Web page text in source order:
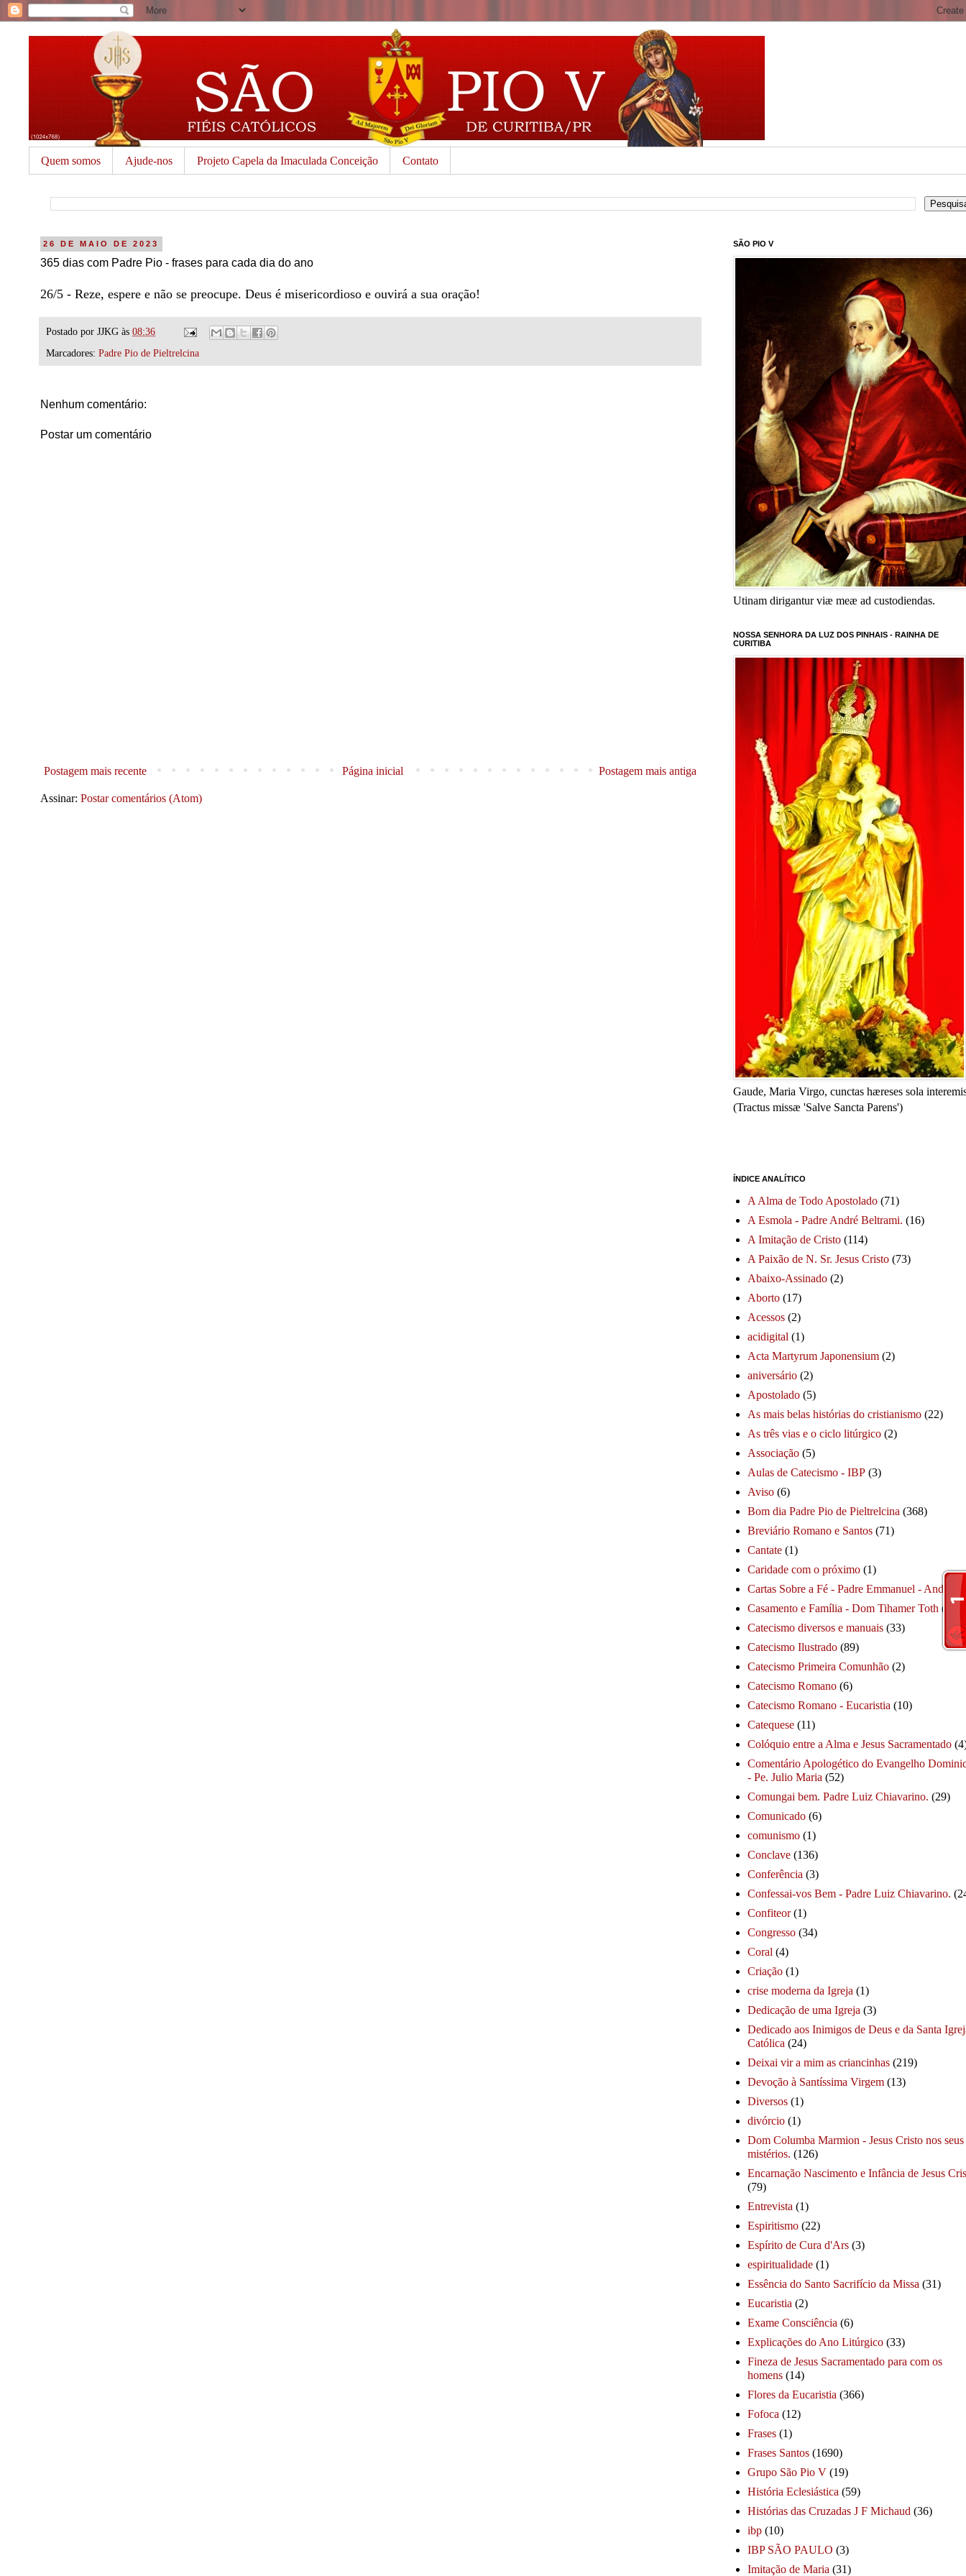
Quem somos Ajude-nos Projeto Capela da Imaculada Conceição Contato
26 DE MAIO DE 2023
365 dias com Padre Pio - frases para cada dia do ano
26/5 - Reze, espere e não se preocupe. Deus é misericordioso e ouvirá a sua oração!
Postado por JJKG às 08:36
Marcadores: Padre Pio de Pieltrelcina
Nenhum comentário:
Postar um comentário
Postagem mais recente Postagem mais antiga
Página inicial
Assinar: Postar comentários (Atom)
SÃO PIO V
Utinam dirigantur viæ meæ ad custodiendas.
NOSSA SENHORA DA LUZ DOS PINHAIS - RAINHA DE
CURITIBA
Gaude, Maria Virgo, cunctas hæreses sola
(Tractus missæ 'Salve Sancta Parens')
ÍNDICE ANALÍTICO
A Alma de Todo Apostolado (71)
A Esmola - Padre André Beltrami. (16)
A Imitação de Cristo (114)
A Paixão de N. Sr. Jesus Cristo (73)
Abaixo-Assinado (2)
Aborto (17)
Acessos (2)
acidigital (1)
Acta Martyrum Japonensium (2)
aniversário (2)
Apostolado (5)
As mais belas histórias do cristianismo (22)
As três vias e o ciclo litúrgico (2)
Associação (5)
Aulas de Catecismo - IBP (3)
Aviso (6)
Bom dia Padre Pio de Pieltrelcina (368)
Breviário Romano e Santos (71)
Cantate (1)
Caridade com o próximo (1)
Cartas Sobre a Fé - Padre Emmanuel - André
Casamento e Família - Dom Tihamer Toth (115)
Catecismo diversos e manuais (33)
Catecismo Ilustrado (89)
Catecismo Primeira Comunhão (2)
Catecismo Romano (6)
Catecismo Romano - Eucaristia (10)
Catequese (11)
Colóquio entre a Alma e Jesus Sacramentado
Comentário Apologético do Evangelho
- Pe. Julio Maria (52)
Comungai bem. Padre Luiz Chiavarino. (29)
Comunicado (6)
comunismo (1)
Conclave (136)
Conferência (3)
Confessai-vos Bem - Padre Luiz Chiavarino.
Confiteor (1)
Congresso (34)
Coral (4)
Criação (1)
crise moderna da Igreja (1)
Dedicação de uma Igreja (3)
Dedicado aos Inimigos de Deus e da Santa
Católica (24)
Deixai vir a mim as criancinhas (219)
Devoção à Santíssima Virgem (13)
Diversos (1)
divórcio (1)
Dom Columba Marmion - Jesus Cristo nos seus
mistérios. (126)
Encarnação Nascimento e Infância de Jesus
(79)
Entrevista (1)
Espiritismo (22)
Espírito de Cura d'Ars (3)
espiritualidade (1)
Essência do Santo Sacrifício da Missa (31)
Eucaristia (2)
Exame Consciência (6)
Explicações do Ano Litúrgico (33)
Fineza de Jesus Sacramentado para com os
homens (14)
Flores da Eucaristia (366)
Fofoca (12)
Frases (1)
Frases Santos (1690)
Grupo São Pio V (19)
História Eclesiástica (59)
Histórias das Cruzadas J F Michaud (36)
ibp (10)
IBP SÃO PAULO (3)
Imitação de Maria (31)